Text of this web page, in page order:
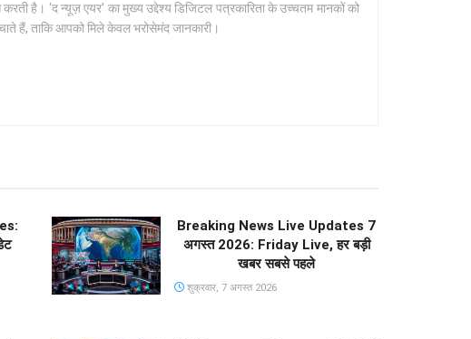
है। 'द न्यूज़ एयर' का मुख्य उद्देश्य डिजिटल पत्रकारिता के उच्चतम मानकों को
हैं, ताकि आपको मिले केवल भरोसेमंद जानकारी।
Breaking News Live Updates 7
अगस्त 2026: Friday Live, हर बड़ी
खबर सबसे पहले
शुक्रवार, 7 अगस्त 2026